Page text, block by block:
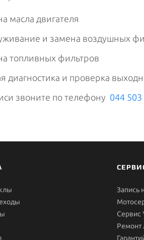
масла двигателя
и замена воздушных
топливных фильтров
диагностика и проверка
звоните по телефону 044 503
Запись
Сервис
Ремонт